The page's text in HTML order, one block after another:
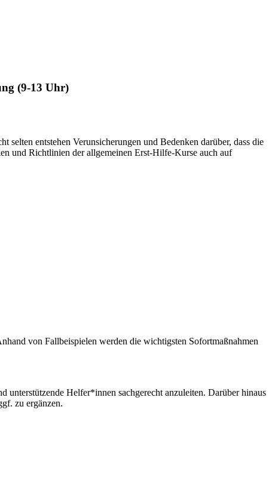
(9-13 Uhr)
entstehen Verunsicherungen und Bedenken darüber, dass die
und Richtlinien der allgemeinen Erst-Hilfe-Kurse auch auf
von Fallbeispielen werden die wichtigsten Sofortmaßnahmen
unterstützende Helfer*innen sachgerecht anzuleiten. Darüber hinaus
zu ergänzen.